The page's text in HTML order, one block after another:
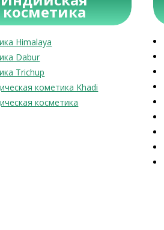
косметика
Himalaya
Dabur
Trichup
кометика Khadi
косметика